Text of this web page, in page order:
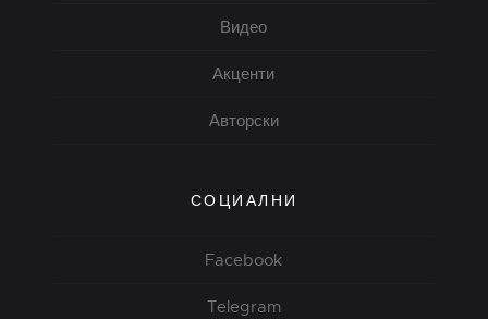
Видео
Акценти
Авторски
СОЦИАЛНИ
Facebook
Telegram